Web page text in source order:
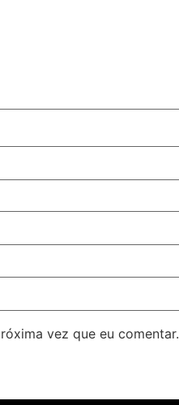
vez que eu comentar.